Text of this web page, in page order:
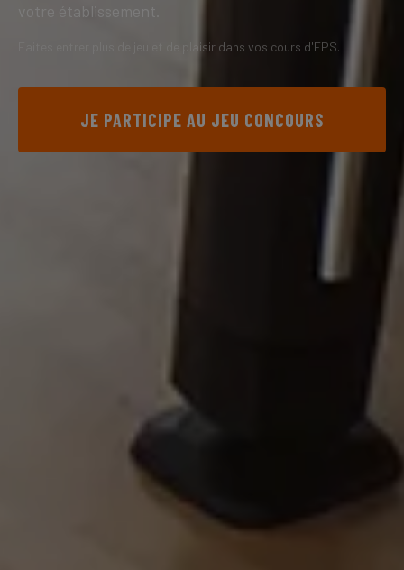
votre établissement.
Faites entrer plus de jeu et de plaisir dans vos cours d'EPS.
JE PARTICIPE AU JEU CONCOURS